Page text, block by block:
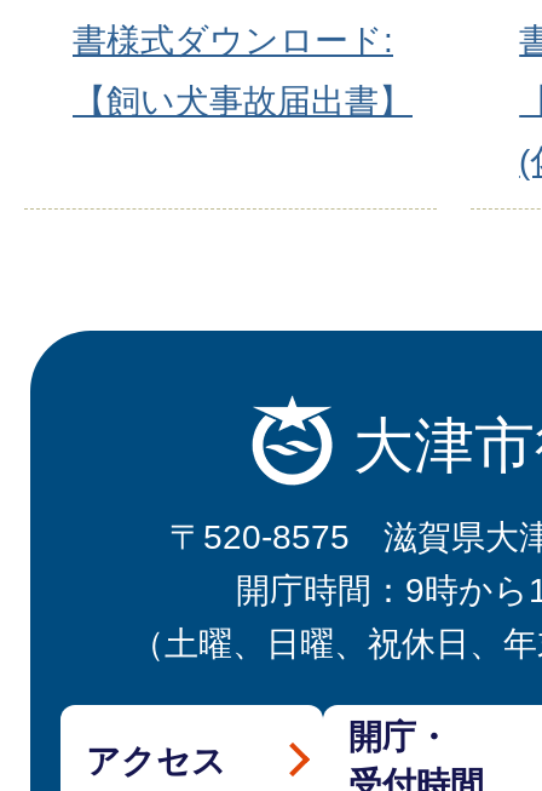
書様式ダウンロード:
【飼い犬事故届出書】
(
大津
〒520-8575 滋賀県大
開庁時間：9時から
（土曜、日曜、祝休日、
アクセス
開庁・